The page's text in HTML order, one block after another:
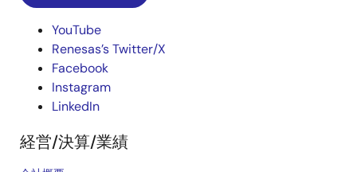
YouTube
Renesas’s Twitter/X
Facebook
Instagram
LinkedIn
経営/決算/業績